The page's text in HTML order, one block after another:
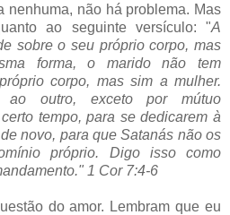
nenhuma, não há problema. Mas
ao seguinte versículo: "A
sobre o seu próprio corpo, mas
forma, o marido não tem
corpo, mas sim a mulher.
outro, exceto por mútuo
tempo, para se dedicarem à
novo, para que Satanás não os
próprio. Digo isso como
1 Cor 7:4-6
do amor. Lembram que eu